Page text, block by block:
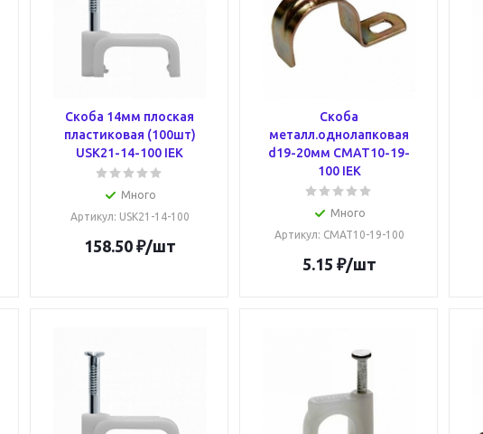
Скоба 14мм плоская
пластиковая (100шт)
USK21-14-100 IEK
Много
Артикул: USK21-14-100
158.50₽/шт
Скоба
металл.однолапковая
d19-20мм CMAT10-19-
100 IEK
Много
Артикул: CMAT10-19-100
5.15 ₽/шт